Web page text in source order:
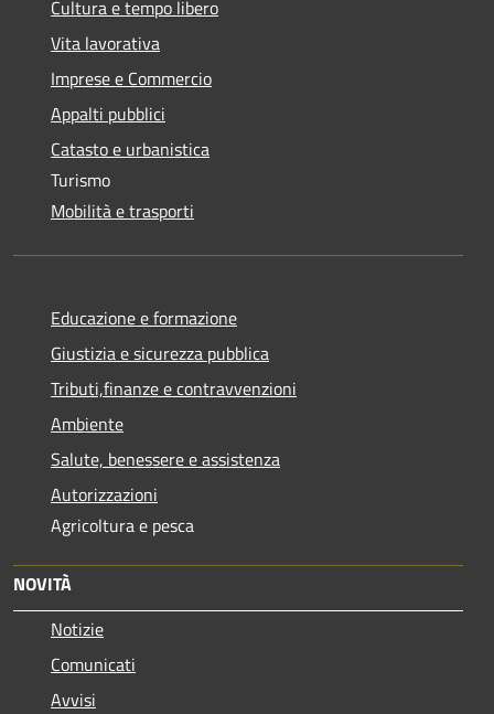
Cultura e tempo libero
Vita lavorativa
Imprese e Commercio
Appalti pubblici
Catasto e urbanistica
Turismo
Mobilità e trasporti
Educazione e formazione
Giustizia e sicurezza pubblica
Tributi,finanze e contravvenzioni
Ambiente
Salute, benessere e assistenza
Autorizzazioni
Agricoltura e pesca
NOVITÀ
Notizie
Comunicati
Avvisi